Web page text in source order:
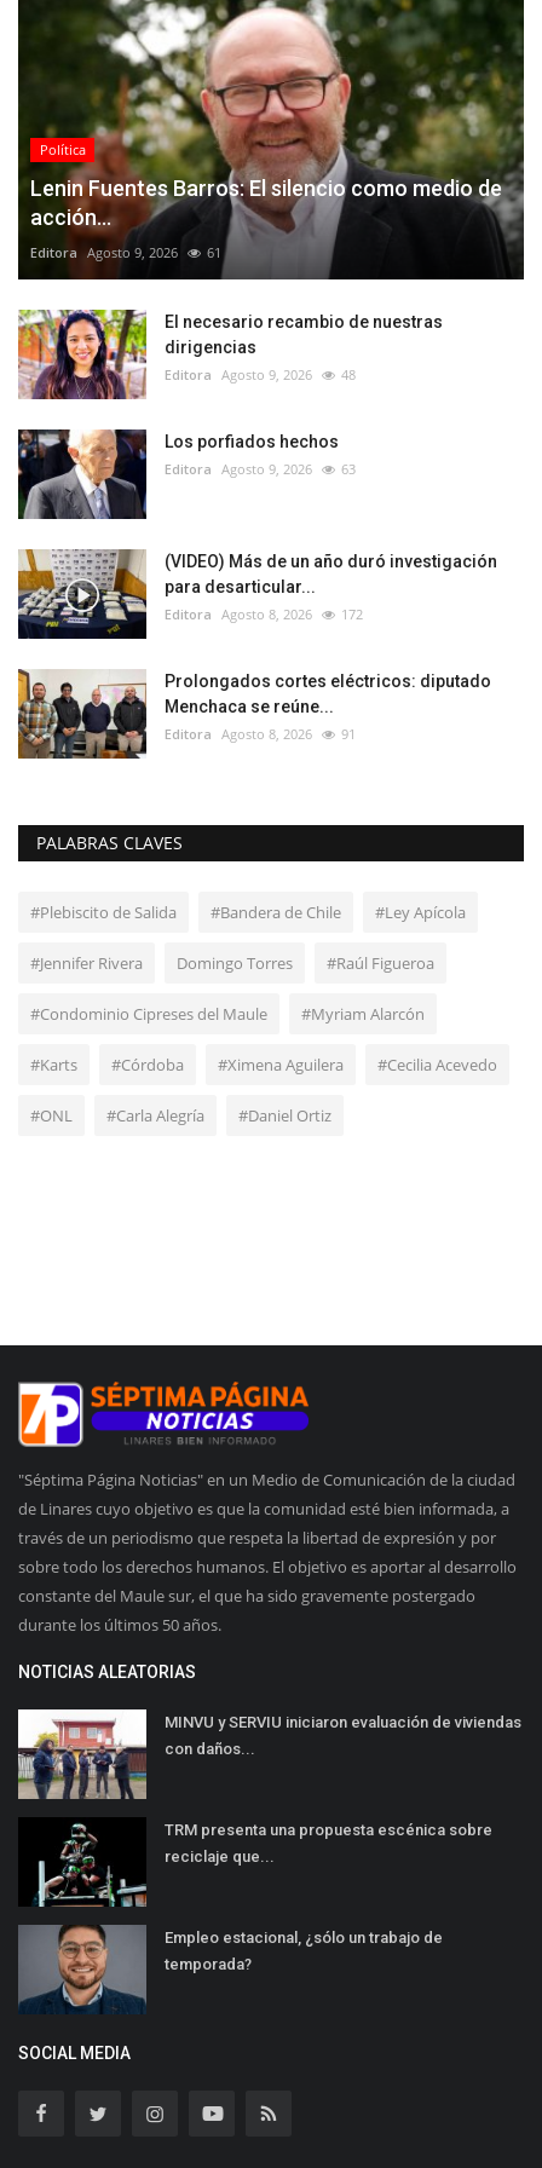
Política
Lenin Fuentes Barros: El silencio como medio de
acción...
Editora Agosto 9, 2026 61
El necesario recambio de nuestras
dirigencias
Editora Agosto 9, 2026 48
Los porfiados hechos
Editora Agosto 9, 2026 63
(VIDEO) Más de un año duró investigación
para desarticular...
Editora Agosto 8, 2026 172
Prolongados cortes eléctricos: diputado
Menchaca se reúne...
Editora Agosto 8, 2026 91
PALABRAS CLAVES
#Plebiscito de Salida #Bandera de Chile #Ley Apícola
#Jennifer Rivera Domingo Torres #Raúl Figueroa
#Condominio Cipreses del Maule #Myriam Alarcón
#Karts #Córdoba #Ximena Aguilera #Cecilia Acevedo
#ONL #Carla Alegría #Daniel Ortiz
"Séptima Página Noticias" en un Medio de Comunicación de la ciudad
de Linares cuyo objetivo es que la comunidad esté bien informada, a
través de un periodismo que respeta la libertad de expresión y por
sobre todo los derechos humanos. El objetivo es aportar al desarrollo
constante del Maule sur, el que ha sido gravemente postergado
durante los últimos 50 años.
NOTICIAS ALEATORIAS
MINVU y SERVIU iniciaron evaluación de viviendas
con daños...
TRM presenta una propuesta escénica sobre
reciclaje que...
Empleo estacional, ¿sólo un trabajo de
temporada?
SOCIAL MEDIA